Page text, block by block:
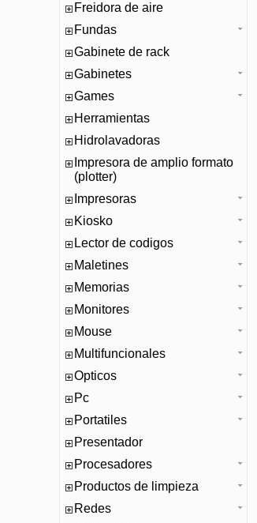
Freidora de aire
Fundas
Gabinete de rack
Gabinetes
Games
Herramientas
Hidrolavadoras
Impresora de amplio formato
(plotter)
Impresoras
Kiosko
Lector de codigos
Maletines
Memorias
Monitores
Mouse
Multifuncionales
Opticos
Pc
Portatiles
Presentador
Procesadores
Productos de limpieza
Redes